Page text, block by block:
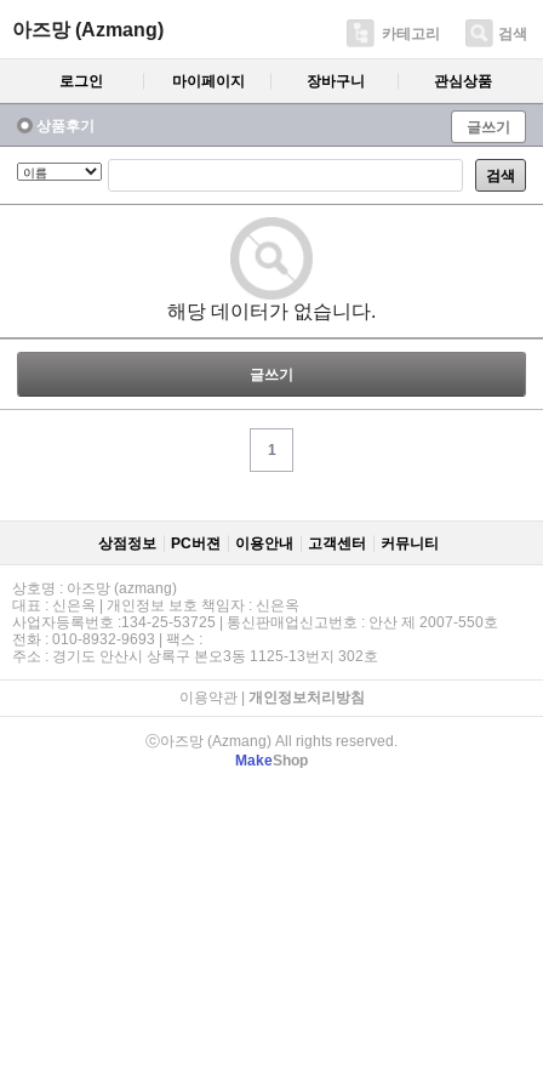
아즈망 (Azmang) 카테고리 검색
로그인 마이페이지 장바구니 관심상품
상품후기 글쓰기
검색
해당 데이터가 없습니다.
글쓰기
1
상점정보 PC버젼 이용안내 고객센터 커뮤니티
상호명 : 아즈망 (azmang)
대표 : 신은옥 | 개인정보 보호 책임자 : 신은옥
사업자등록번호 :134-25-53725 | 통신판매업신고번호 : 안산 제 2007-550호
전화 : 010-8932-9693 | 팩스 :
주소 : 경기도 안산시 상록구 본오3동 1125-13번지 302호
이용약관| 개인정보처리방침
ⓒ아즈망 (Azmang) All rights reserved.
MakeShop